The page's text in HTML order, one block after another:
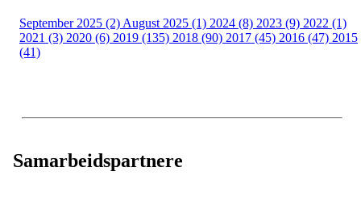
September 2025 (2) August 2025 (1) 2024 (8) 2023 (9) 2022 (1)
2021 (3) 2020 (6) 2019 (135) 2018 (90) 2017 (45) 2016 (47) 2015
(41)
Samarbeidspartnere